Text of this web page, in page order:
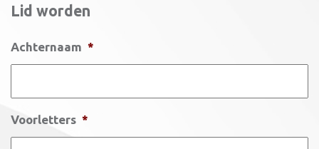
Lid worden
Achternaam *
Voorletters *